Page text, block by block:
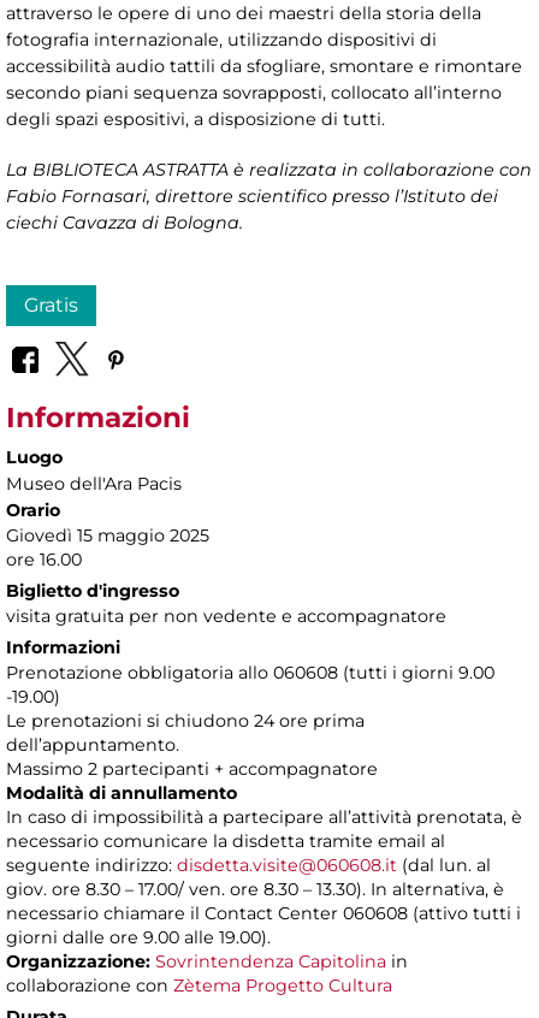
attraverso le opere di uno dei maestri della storia della
fotografia internazionale, utilizzando dispositivi di
accessibilità audio tattili da sfogliare, smontare e rimontare
secondo piani sequenza sovrapposti, collocato all’interno
degli spazi espositivi, a disposizione di tutti.
La BIBLIOTECA ASTRATTA è realizzata in collaborazione con
Fabio Fornasari, direttore scientifico presso l’Istituto dei
ciechi Cavazza di Bologna.
Gratis
Informazioni
Luogo
Museo dell'Ara Pacis
Orario
Giovedì 15 maggio 2025
ore 16.00
Biglietto d'ingresso
visita gratuita per non vedente e accompagnatore
Informazioni
Prenotazione obbligatoria allo 060608 (tutti i giorni 9.00
-19.00)
Le prenotazioni si chiudono 24 ore prima
dell’appuntamento.
Massimo 2 partecipanti + accompagnatore
Modalità di annullamento
In caso di impossibilità a partecipare all’attività prenotata, è
necessario comunicare la disdetta tramite email al
seguente indirizzo: disdetta.visite@060608.it (dal lun. al
giov. ore 8.30 – 17.00/ ven. ore 8.30 – 13.30). In alternativa, è
necessario chiamare il Contact Center 060608 (attivo tutti i
giorni dalle ore 9.00 alle 19.00).
Organizzazione: Sovrintendenza Capitolina in
collaborazione con Zètema Progetto Cultura